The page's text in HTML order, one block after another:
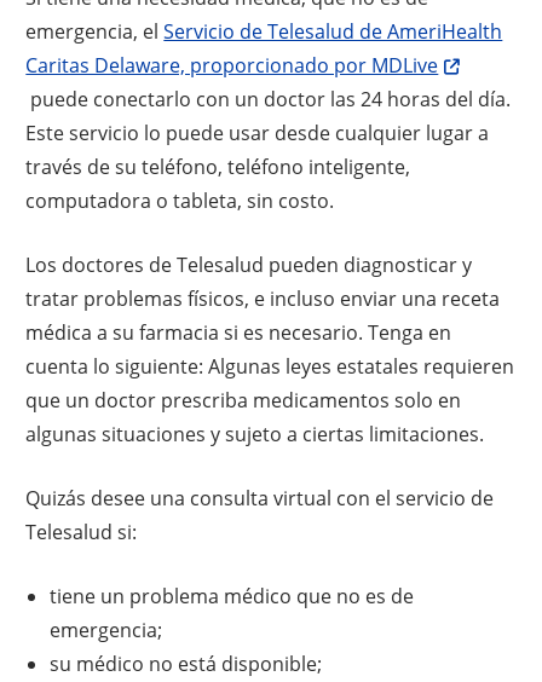
emergencia, elServicio de Telesalud de AmeriHealth
Caritas Delaware, proporcionado por MDLive
puede conectarlo con un doctor las 24 horas del día.
Este servicio lo puede usar desde cualquier lugar a
través de su teléfono, teléfono inteligente,
computadora o tableta, sin costo.
Los doctores de Telesalud pueden diagnosticar y
tratar problemas físicos, e incluso enviar una receta
médica a su farmacia si es necesario. Tenga en
cuenta lo siguiente: Algunas leyes estatales requieren
que un doctor prescriba medicamentos solo en
algunas situaciones y sujeto a ciertas limitaciones.
Quizás desee una consulta virtual con el servicio de
Telesalud si:
tiene un problema médico que no es de
emergencia;
su médico no está disponible;